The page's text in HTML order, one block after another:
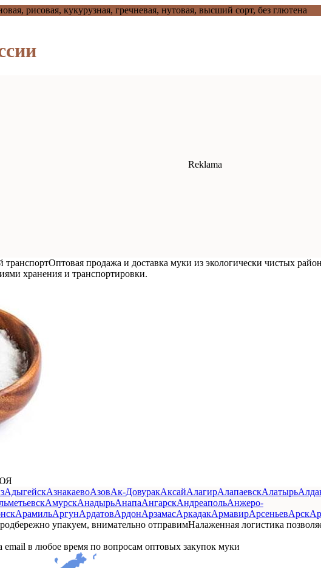
рисовая, кукурузная, гречневая, нутовая, высший сорт, без глютена
транспортОптовая продажа и доставка муки из экологически чистых
хранения и транспортировки.
Я
АдыгейскАзнакаевоАзовАк-ДовуракАксайАлагирАлапаевскАлатырь
АмурскАнадырьАнапаАнгарскАндреапольАнжеро-
АрамильАргунАрдатовАрдонАрзамасАркадакАрмавирАрсеньевАрск
бережно упакуем, внимательно отправимНалаженная логистика
email в любое время по вопросам оптовых закупок муки